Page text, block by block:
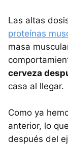
Las altas
proteínas
masa
cerveza
casa al llegar.
Como ya
anterior, lo
después del